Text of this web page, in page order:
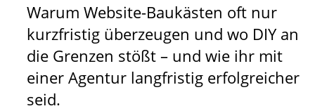
Warum Website-Baukästen oft nur
kurzfristig überzeugen und wo DIY an
die Grenzen stößt – und wie ihr mit
einer Agentur langfristig erfolgreicher
seid.